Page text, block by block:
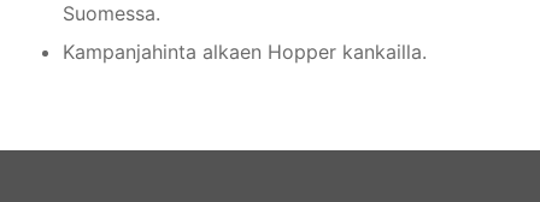
Suomessa.
Kampanjahinta alkaen Hopper kankailla.